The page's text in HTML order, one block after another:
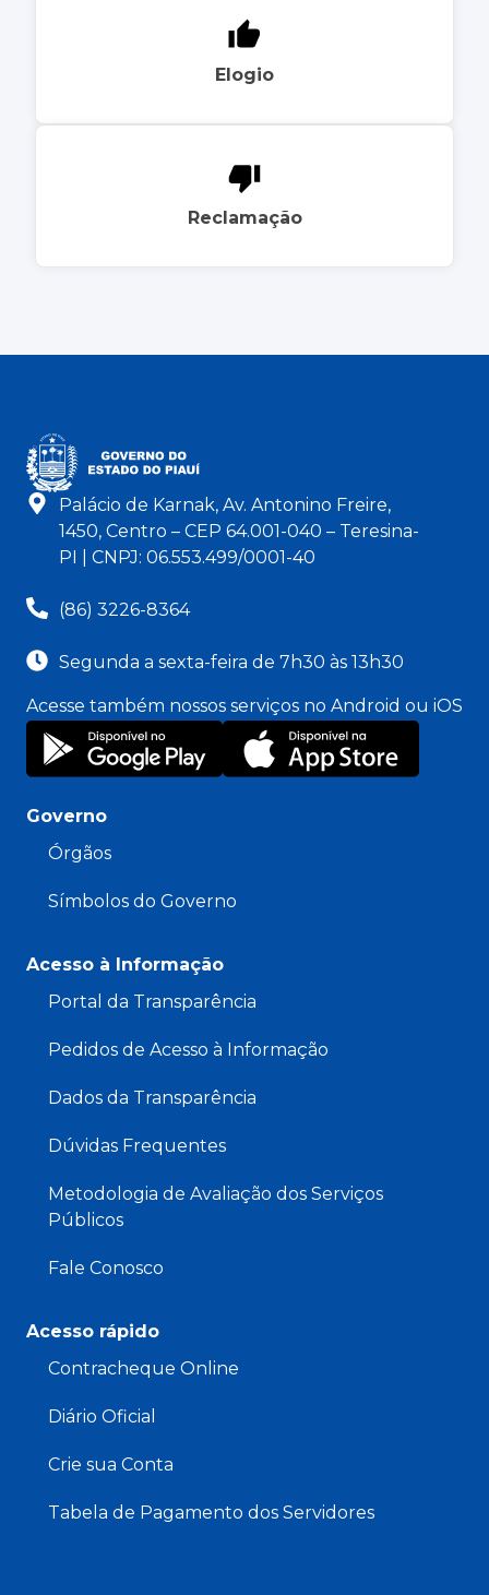
Elogio
Reclamação
Palácio de Karnak, Av. Antonino Freire,
1450, Centro – CEP 64.001-040 – Teresina-
PI | CNPJ: 06.553.499/0001-40
(86) 3226-8364
Segunda a sexta-feira de 7h30 às 13h30
Acesse também nossos serviços no Android ou iOS
Governo
Órgãos
Símbolos do Governo
Acesso à Informação
Portal da Transparência
Pedidos de Acesso à Informação
Dados da Transparência
Dúvidas Frequentes
Metodologia de Avaliação dos Serviços
Públicos
Fale Conosco
Acesso rápido
Contracheque Online
Diário Oficial
Crie sua Conta
Tabela de Pagamento dos Servidores